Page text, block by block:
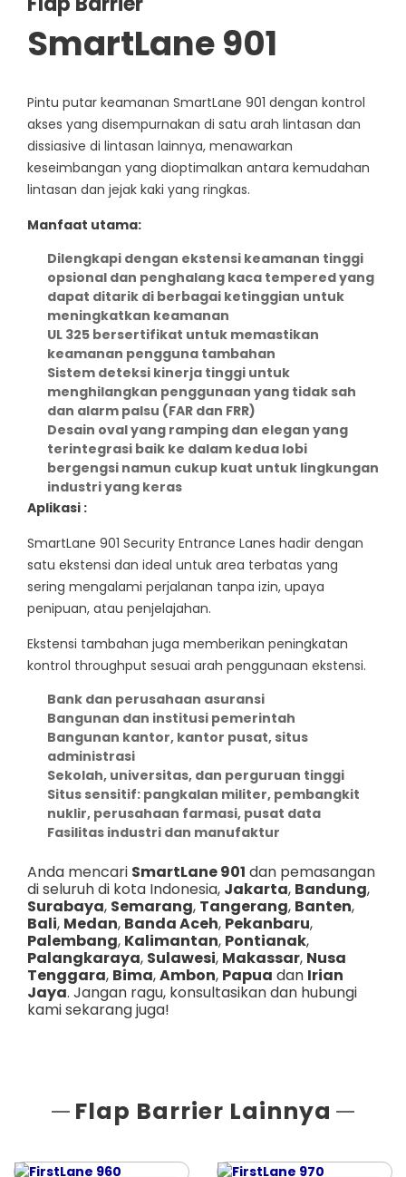
SmartLane 901
Pintu putar keamanan SmartLane 901 dengan kontrol
akses yang disempurnakan di satu arah lintasan dan
dissiasive di lintasan lainnya, menawarkan
keseimbangan yang dioptimalkan antara kemudahan
lintasan dan jejak kaki yang ringkas.
Manfaat utama:
Dilengkapi dengan ekstensi keamanan tinggi
opsional dan penghalang kaca tempered yang
dapat ditarik di berbagai ketinggian untuk
meningkatkan keamanan
UL 325 bersertifikat untuk memastikan
keamanan pengguna tambahan
Sistem deteksi kinerja tinggi untuk
menghilangkan penggunaan yang tidak sah
dan alarm palsu (FAR dan FRR)
Desain oval yang ramping dan elegan yang
terintegrasi baik ke dalam kedua lobi
bergengsi namun cukup kuat untuk lingkungan
industri yang keras
Aplikasi :
SmartLane 901 Security Entrance Lanes hadir dengan
satu ekstensi dan ideal untuk area terbatas yang
sering mengalami perjalanan tanpa izin, upaya
penipuan, atau penjelajahan.
Ekstensi tambahan juga memberikan peningkatan
kontrol throughput sesuai arah penggunaan ekstensi.
Bank dan perusahaan asuransi
Bangunan dan institusi pemerintah
Bangunan kantor, kantor pusat, situs
administrasi
Sekolah, universitas, dan perguruan tinggi
Situs sensitif: pangkalan militer, pembangkit
nuklir, perusahaan farmasi, pusat data
Fasilitas industri dan manufaktur
Anda mencari SmartLane 901 dan pemasangan
di seluruh di kota Indonesia, Jakarta, Bandung,
Surabaya, Semarang, Tangerang, Banten,
Bali, Medan, Banda Aceh, Pekanbaru,
Palembang, Kalimantan, Pontianak,
Palangkaraya, Sulawesi, Makassar, Nusa
Tenggara, Bima,Ambon, Papua dan Irian
Jaya. Jangan ragu, konsultasikan dan hubungi
kami sekarang juga!
Flap Barrier Lainnya